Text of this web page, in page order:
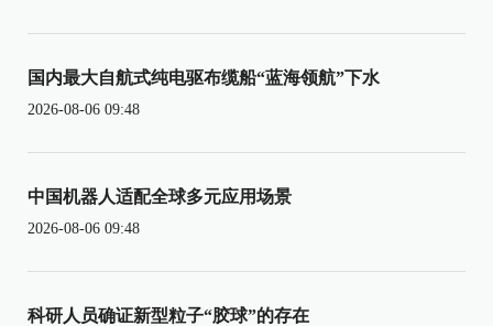
国内最大自航式纯电驱布缆船“蓝海领航”下水
2026-08-06 09:48
中国机器人适配全球多元应用场景
2026-08-06 09:48
科研人员确证新型粒子“胶球”的存在